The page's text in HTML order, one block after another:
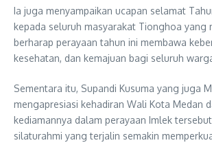
Ia juga menyampaikan ucapan selamat
kepada seluruh masyarakat Tionghoa yang
berharap perayaan tahun ini membawa
kesehatan, dan kemajuan bagi seluruh
Sementara itu, Supandi Kusuma yang juga
mengapresiasi kehadiran Wali Kota Medan
kediamannya dalam perayaan Imlek
silaturahmi yang terjalin semakin